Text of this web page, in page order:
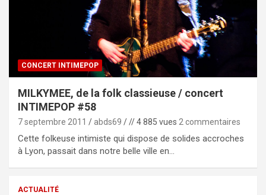
CONCERT INTIMEPOP
MILKYMEE, de la folk classieuse / concert
INTIMEPOP #58
7 septembre 2011 abds69 // 4 885 vues 2 commentaires
Cette folkeuse intimiste qui dispose de solides accroches
à Lyon, passait dans notre belle ville en…
ACTUALITÉ